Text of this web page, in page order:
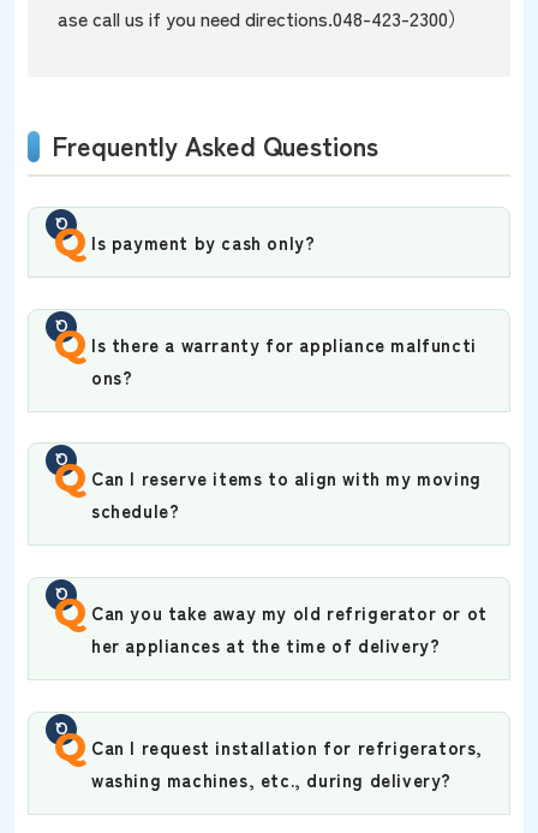
ase call us if you need directions.048-423-2300）
Frequently Asked Questions
Q Is payment by cash only?
Q Is there a warranty for appliance malfuncti
ons?
Q Can I reserve items to align with my moving
schedule?
Q Can you take away my old refrigerator or ot
her appliances at the time of delivery?
Q Can I request installation for refrigerators,
washing machines, etc., during delivery?